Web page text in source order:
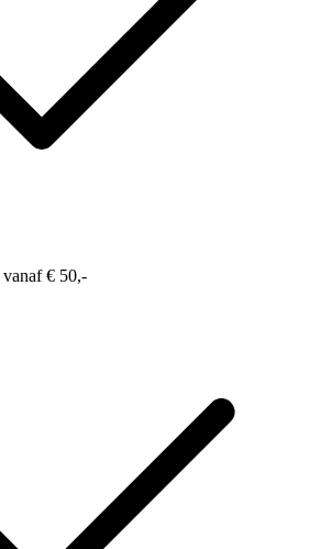
€ 50,-